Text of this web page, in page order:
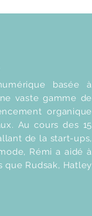
basée à
vaste gamme de
organique
Au cours des 15
de la start-ups,
Rémi a aidé à
Rudsak, Hatley